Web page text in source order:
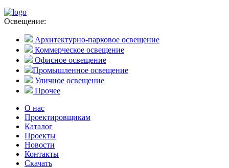
Освещение:
Архитектурно-парковое освещение
Коммерческое освещение
Офисное освещение
Промышленное освещение
Уличное освещение
Прочее
О нас
Проектировщикам
Каталог
Проекты
Новости
Контакты
Скачать